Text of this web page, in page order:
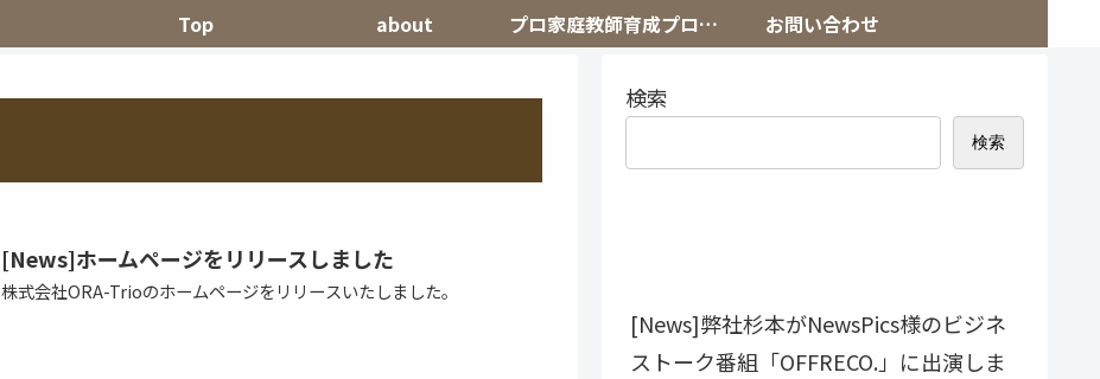
Top about
プロ家庭教師育成プログ
お問い合わせ
[News]ホームページをリリースしました
株式会社ORA-Trioのホームページをリリースいたしました。
検索
検索
[News]弊社杉本がNewsPics様のビジネ
ストーク番組「OFFRECO.」に出演しま